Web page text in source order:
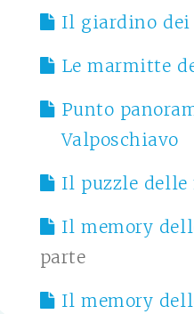
Il giardino
Le marmitte
Punto
Valposchiavo
Il puzzle
Il memory
parte
Il memory